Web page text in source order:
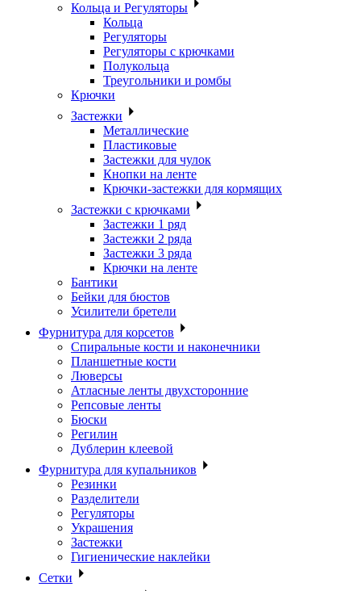
Кольца и Регуляторы
Кольца
Регуляторы
Регуляторы с крючками
Полукольца
Треугольники и ромбы
Крючки
Застежки
Металлические
Пластиковые
Застежки для чулок
Кнопки на ленте
Крючки-застежки для кормящих
Застежки с крючками
Застежки 1 ряд
Застежки 2 ряда
Застежки 3 ряда
Крючки на ленте
Бантики
Бейки для бюстов
Усилители бретели
Фурнитура для корсетов
Спиральные кости и наконечники
Планшетные кости
Люверсы
Атласные ленты двухсторонние
Репсовые ленты
Бюски
Регилин
Дублерин клеевой
Фурнитура для купальников
Резинки
Разделители
Регуляторы
Украшения
Застежки
Гигиенические наклейки
Сетки